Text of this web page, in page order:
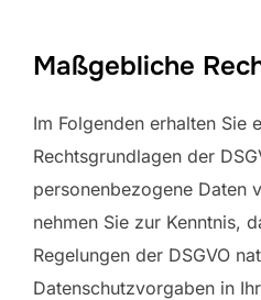
Maßgebliche
Im Folgenden erhalten Sie
Rechtsgrundlagen der
personenbezogene Daten
nehmen Sie zur Kenntnis,
Regelungen der DSGVO
Datenschutzvorgaben in